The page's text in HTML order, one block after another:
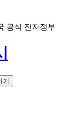
공식 전자정
기